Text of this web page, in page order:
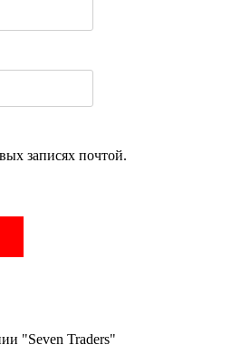
записях почтой.
"Seven Traders"